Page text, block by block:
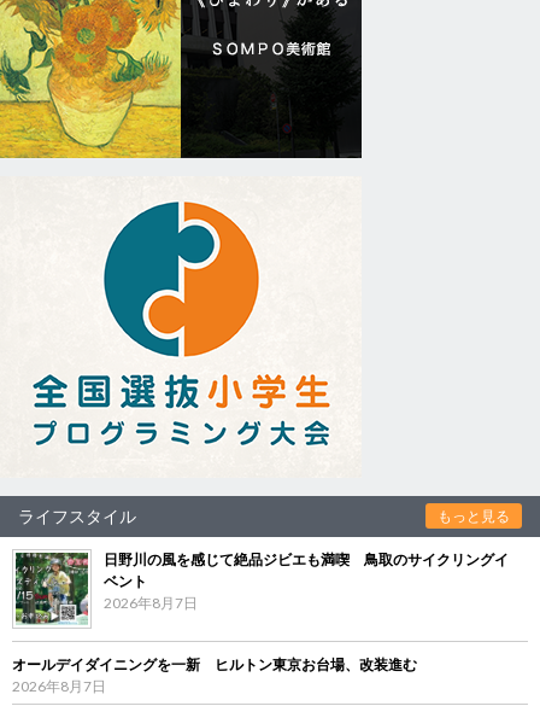
ライフスタイル もっと見る
日野川の風を感じて絶品ジビエも満喫 鳥取のサイクリングイ
ベント
2026年8月7日
オールデイダイニングを一新 ヒルトン東京お台場、改装進む
2026年8月7日